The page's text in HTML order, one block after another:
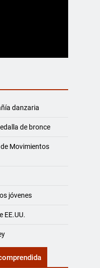
danzaria
de bronce
Movimientos
jóvenes
EE.UU.